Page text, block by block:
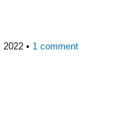
2022 1 comment